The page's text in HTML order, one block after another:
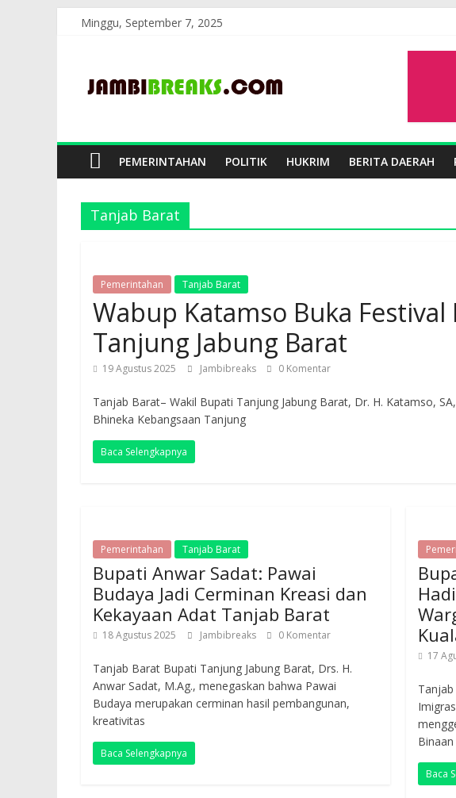
Minggu, September 7, 2025
JambiBreaks
PEMERINTAHAN POLITIK HUKRIM BERITA DAERAH
Tanjab Barat
Pemerintahan Tanjab Barat
Wabup Katamso Buka
Tanjung Jabung Barat
19 Agustus 2025 Jambibreaks 0 Komentar
Tanjab Barat– Wakil Bupati Tanjung Jabung Barat, Dr. H. Katamso,
Bhineka Kebangsaan Tanjung
Baca Selengkapnya
Pemerintahan Tanjab Barat
Bupati Anwar Sadat: Pawai
Budaya Jadi Cerminan Kreasi dan
Kekayaan Adat Tanjab Barat
18 Agustus 2025 Jambibreaks 0 Komentar
Tanjab Barat Bupati Tanjung Jabung Barat, Drs. H.
Anwar Sadat, M.Ag., menegaskan bahwa Pawai
Budaya merupakan cerminan hasil pembangunan,
kreativitas
Baca Selengkapnya
17
Baca